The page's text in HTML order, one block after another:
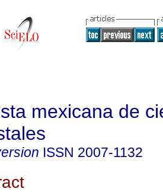
mexicana de
ISSN 2007-1132